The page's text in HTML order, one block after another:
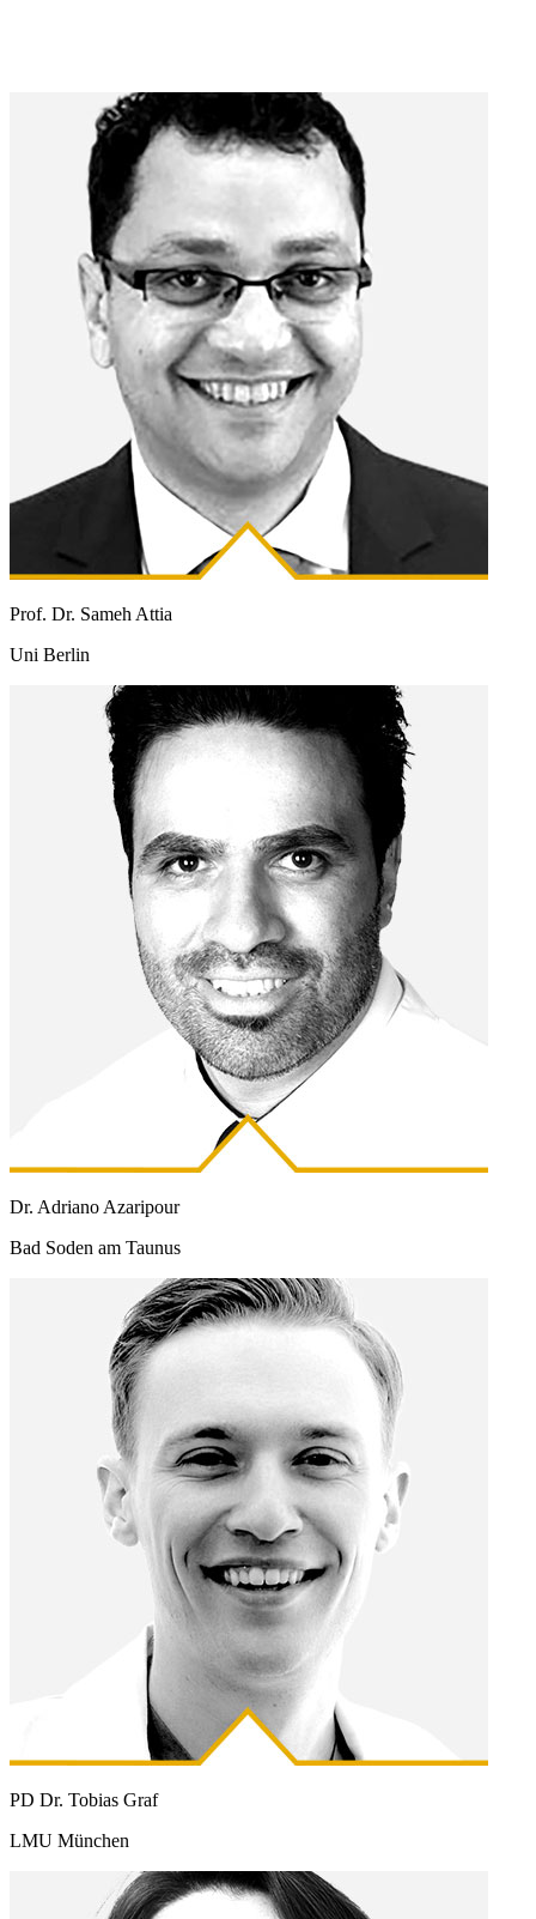
Prof. Dr. Sameh Attia
Uni Berlin
Dr. Adriano Azaripour
Bad Soden am Taunus
PD Dr. Tobias Graf
LMU München